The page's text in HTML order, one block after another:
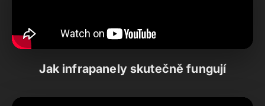
Jak infrapanely skutečně fungují